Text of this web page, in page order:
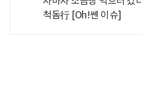
척돔行 [Oh!쎈 이슈]